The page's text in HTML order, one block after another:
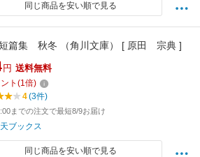
同じ商品を安い順で見る
篇集 秋冬 （角川文庫） [ 原田 宗典 ]
円 送料無料
ト (1倍)
4(3件)
までの注文で最短8/9お届け
ブックス
同じ商品を安い順で見る